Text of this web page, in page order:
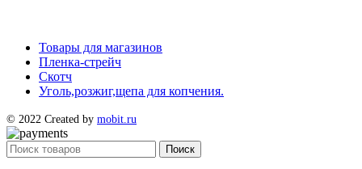
Товары для магазинов
Пленка-стрейч
Скотч
Уголь,розжиг,щепа для копчения.
© 2022 Created by mobit.ru
Поиск